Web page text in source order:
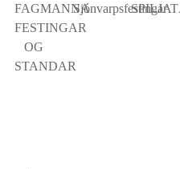
FAGMANNA
FESTINGAR
OG
STANDAR
Sjónvarpsfestingar